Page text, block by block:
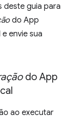
deste guia para
do App
envie sua
do App
ao executar